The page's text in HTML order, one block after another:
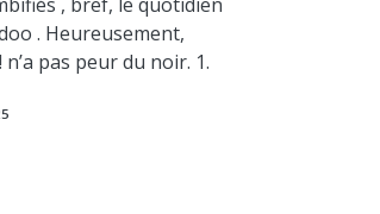
. Heureusement,
n’a pas peur du noir. 1.